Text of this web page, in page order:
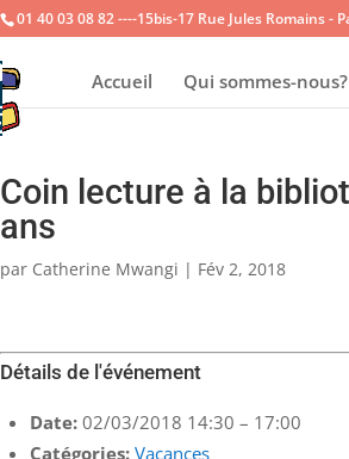
01 40 03 08 82 ----15bis-17 Rue Jules Romains -
Accueil Qui sommes-nous?
Coin lecture à la
ans
par Catherine Mwangi | Fév 2, 2018
Détails de l'événement
Date: 02/03/2018 14:30 – 17:00
Catégories: Vacances